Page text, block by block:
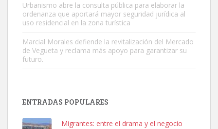
Leales.org » Gran Canaria | 9.7.2025
Leales.org » Gran Canaria
Urbanismo abre la consulta pública para elaborar la
ordenanza que aportará mayor seguridad jurídica al
uso residencial en la zona turística
Marcial Morales defiende la revitalización del Mercado
de Vegueta y reclama más apoyo para garantizar su
futuro.
ENTRADAS POPULARES
Migrantes: entre el drama y el negocio